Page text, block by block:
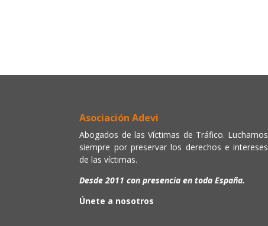
Asociación Adevi
Abogados de las Víctimas de Tráfico. Luchamos
siempre por preservar los derechos e intereses
de las víctimas.
Desde 2011 con presencia en toda España.
Únete a nosotros